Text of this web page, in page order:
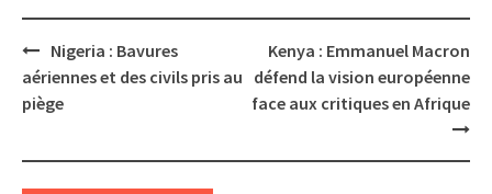
Post
navigation
Nigeria : Bavures
aériennes et des civils pris au
piège
Kenya : Emmanuel Macron
défend la vision européenne
face aux critiques en Afrique